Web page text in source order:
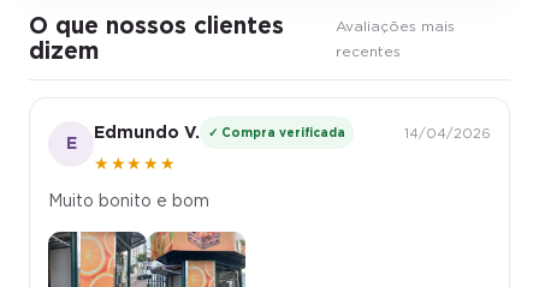
O que nossos clientes
dizem
E
Edmundo V.
★★★★★
14/04/2026
Muito bonito e bom